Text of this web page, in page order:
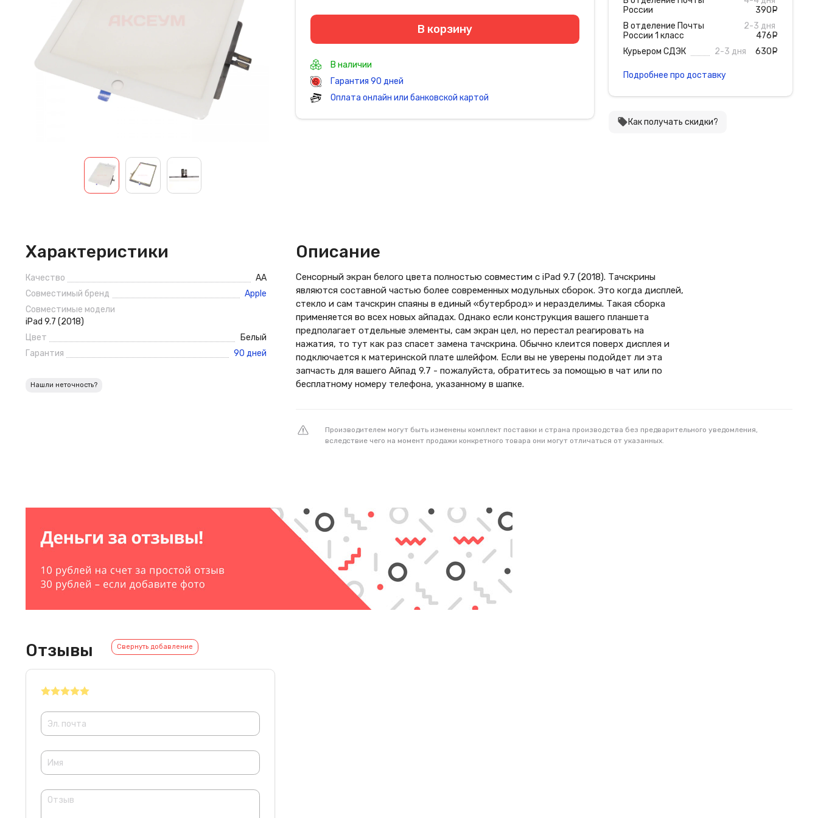
В корзину
В наличии
Гарантия 90 дней
Оплата онлайн или банковской картой
России
390
В отделение Почты
России 1 класс
2-3 дня
476
Курьером СДЭК
2-3 дня 630
Подробнее про доставку
local_offerКак получать скидки?
Характеристики
Качество
АА
Совместимый бренд
Apple
Совместимые модели
iPad 9.7 (2018)
Цвет
Белый
Гарантия
90 дней
Нашли неточность?
Описание
Сенсорный экран белого цвета полностью совместим с iPad 9.7 (2018). Тачскрины
являются составной частью более современных модульных сборок. Это когда дисплей,
стекло и сам тачскрин спаяны в единый «бутерброд» и неразделимы. Такая сборка
применяется во всех новых айпадах. Однако если конструкция вашего планшета
предполагает отдельные элементы, сам экран цел, но перестал реагировать на
нажатия, то тут как раз спасет замена тачскрина. Обычно клеится поверх дисплея и
подключается к материнской плате шлейфом. Если вы не уверены подойдет ли эта
запчасть для вашего Айпад 9.7 - пожалуйста, обратитесь за помощью в чат или по
бесплатному номеру телефона, указанному в шапке.
Производителем могут быть изменены комплект поставки и страна производства без предварительного уведомления,
вследствие чего на момент продажи конкретного товара они могут отличаться от указанных.
Отзывы Свернуть добавление